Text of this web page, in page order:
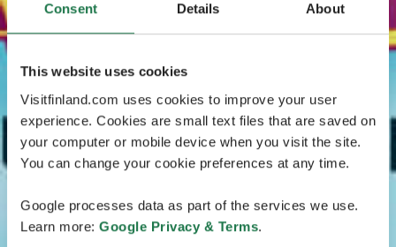
Consent Details About
This website uses cookies
Visitfinland.com uses cookies to improve your user
experience. Cookies are small text files that are saved on
your computer or mobile device when you visit the site.
You can change your cookie preferences at any time.
Google processes data as part of the services we use.
Learn more: Google Privacy & Terms.